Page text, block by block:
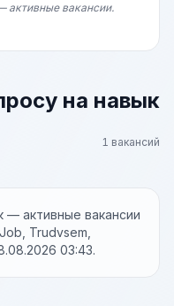
активные вакансии.
на навык
1 вакансий
— активные вакансии
Trudvsem,
03:43.